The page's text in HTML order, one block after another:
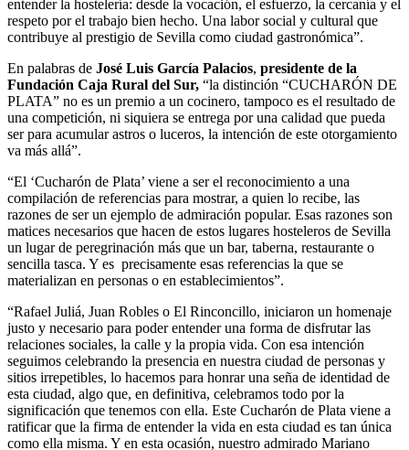
entender la hostelería: desde la vocación, el esfuerzo, la cercanía y el
respeto por el trabajo bien hecho. Una labor social y cultural que
contribuye al prestigio de Sevilla como ciudad gastronómica”.
En palabras de José Luis García Palacios, presidente de la
Fundación Caja Rural del Sur, “la distinción “CUCHARÓN DE
PLATA” no es un premio a un cocinero, tampoco es el resultado de
una competición, ni siquiera se entrega por una calidad que pueda
ser para acumular astros o luceros, la intención de este otorgamiento
va más allá”.
“El ‘Cucharón de Plata’ viene a ser el reconocimiento a una
compilación de referencias para mostrar, a quien lo recibe, las
razones de ser un ejemplo de admiración popular. Esas razones son
matices necesarios que hacen de estos lugares hosteleros de Sevilla
un lugar de peregrinación más que un bar, taberna, restaurante o
sencilla tasca. Y es precisamente esas referencias la que se
materializan en personas o en establecimientos”.
“Rafael Juliá, Juan Robles o El Rinconcillo, iniciaron un homenaje
justo y necesario para poder entender una forma de disfrutar las
relaciones sociales, la calle y la propia vida. Con esa intención
seguimos celebrando la presencia en nuestra ciudad de personas y
sitios irrepetibles, lo hacemos para honrar una seña de identidad de
esta ciudad, algo que, en definitiva, celebramos todo por la
significación que tenemos con ella. Este Cucharón de Plata viene a
ratificar que la firma de entender la vida en esta ciudad es tan única
como ella misma. Y en esta ocasión, nuestro admirado Mariano